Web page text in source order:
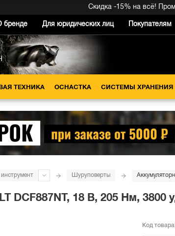
Скидка -15% на всё! Промокод
бренде Для юридических лиц Покупателям
ТЕХНИКА ОСНАСТКА СИСТЕМЫ ХРАНЕНИЯ
Шуруповерты
DCF887NT, 18 В, 205 Нм,
Код